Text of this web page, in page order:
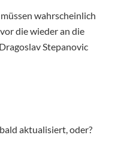
wahrscheinlich
die wieder an die
Stepanovic
aktualisiert, oder?